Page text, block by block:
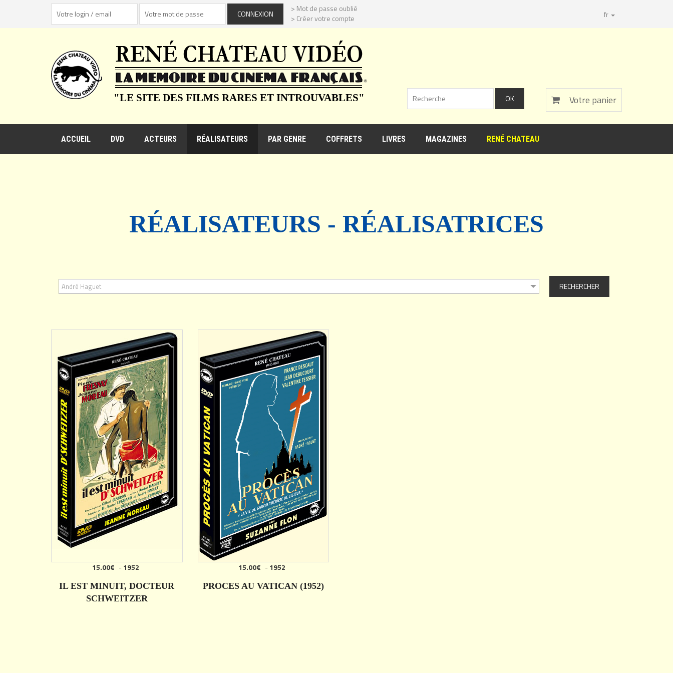
> Mot de passe oublié
> Créer votre compte
fr
"LE SITE DES FILMS RARES ET INTROUVABLES" Votre panier
ACCUEIL DVD ACTEURS RÉALISATEURS PAR GENRE COFFRETS LIVRES MAGAZINES RENÉ CHATEAU
RÉALISATEURS - RÉALISATRICES
André Haguet AJOUTER
15.00€ -1952
IL EST MINUIT, DOCTEUR
SCHWEITZER
AJOUTER
15.00€ -1952
PROCES AU VATICAN (1952)